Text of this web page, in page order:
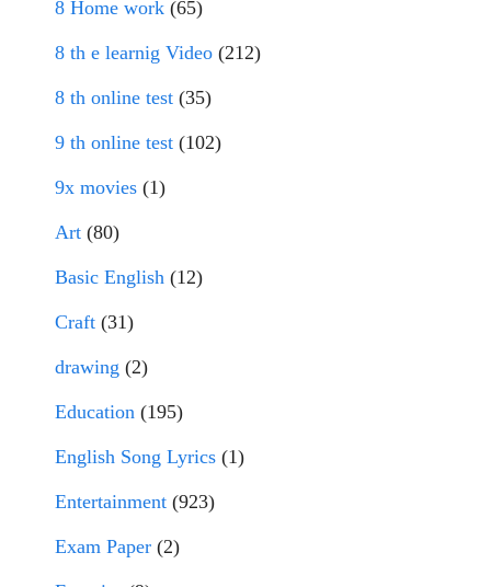
8 Home work (65)
8 th e learnig Video (212)
8 th online test (35)
9 th online test (102)
9x movies (1)
Art (80)
Basic English (12)
Craft (31)
drawing (2)
Education (195)
English Song Lyrics (1)
Entertainment (923)
Exam Paper (2)